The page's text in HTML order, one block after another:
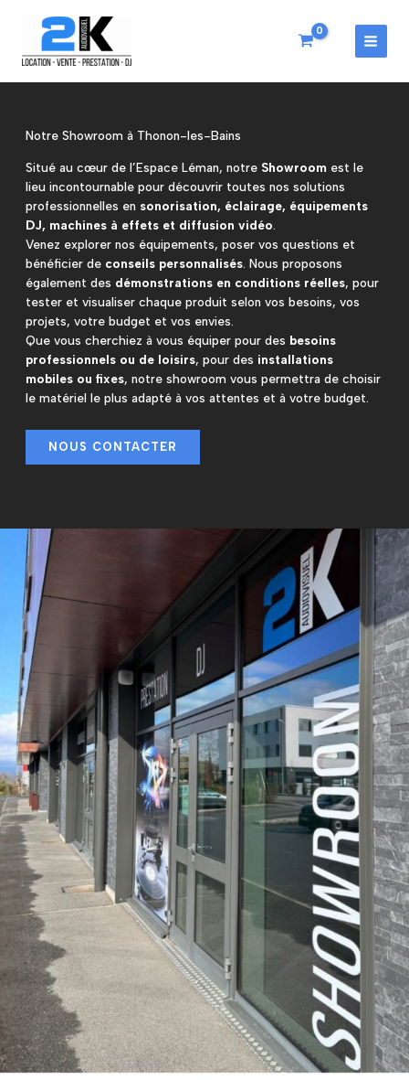
Notre Showroom à Thonon-les-Bains
Situé au cœur de l’Espace Léman, notre Showroom est le
lieu incontournable pour découvrir toutes nos solutions
professionnelles en sonorisation, éclairage, équipements
DJ, machines à effets et diffusion vidéo
Venez explorer nos équipements, poser vos questions et
bénéficier de conseils personnalisés . Nous proposons
également des démonstrations en conditions réelles, pour
tester et visualiser chaque produit selon vos besoins, vos
projets, votre budget et vos envies.
Que vous cherchiez à vous équiper pour des besoins
professionnels ou de loisirs, pour des installations
mobiles ou fixes, notre showroom vous permettra de choisir
le matériel le plus adapté à vos attentes et à votre budget.
NOUS CONTACTER